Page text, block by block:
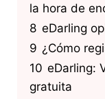
la hora de
8 eDarling
9 ¿Cómo
10 eDarling:
gratuita